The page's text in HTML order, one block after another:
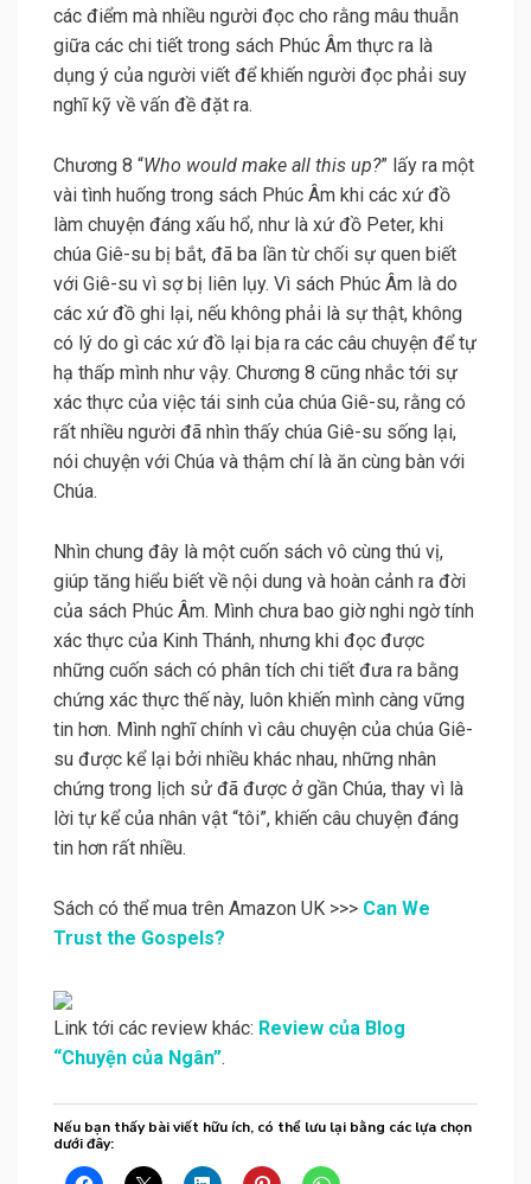
các điểm mà nhiều người đọc cho rằng mâu thuẫn
giữa các chi tiết trong sách Phúc Âm thực ra là
dụng ý của người viết để khiến người đọc phải suy
nghĩ kỹ về vấn đề đặt ra.
Chương 8 “Who would make all this up?” lấy ra một
vài tình huống trong sách Phúc Âm khi các xứ đồ
làm chuyện đáng xấu hổ, như là xứ đồ Peter, khi
chúa Giê-su bị bắt, đã ba lần từ chối sự quen biết
với Giê-su vì sợ bị liên lụy. Vì sách Phúc Âm là do
các xứ đồ ghi lại, nếu không phải là sự thật, không
có lý do gì các xứ đồ lại bịa ra các câu chuyện để tự
hạ thấp mình như vậy. Chương 8 cũng nhắc tới sự
xác thực của việc tái sinh của chúa Giê-su, rằng có
rất nhiều người đã nhìn thấy chúa Giê-su sống lại,
nói chuyện với Chúa và thậm chí là ăn cùng bàn với
Chúa.
Nhìn chung đây là một cuốn sách vô cùng thú vị,
giúp tăng hiểu biết về nội dung và hoàn cảnh ra đời
của sách Phúc Âm. Mình chưa bao giờ nghi ngờ tính
xác thực của Kinh Thánh, nhưng khi đọc được
những cuốn sách có phân tích chi tiết đưa ra bằng
chứng xác thực thế này, luôn khiến mình càng vững
tin hơn. Mình nghĩ chính vì câu chuyện của chúa Giê-
su được kể lại bởi nhiều khác nhau, những nhân
chứng trong lịch sử đã được ở gần Chúa, thay vì là
lời tự kể của nhân vật “tôi”, khiến câu chuyện đáng
tin hơn rất nhiều.
Sách có thể mua trên Amazon UK >>> Can We
Trust the Gospels?
Link tới các review khác: Review của Blog
“Chuyện của Ngân”.
Nếu bạn thấy bài viết hữu ích, có thể lưu lại bằng các lựa chọn
dưới đây: